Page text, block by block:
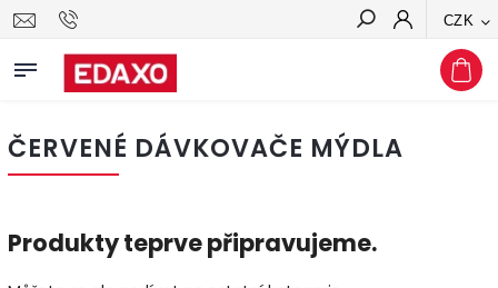
CZK
Hledat
ČERVENÉ DÁVKOVAČE MÝDLA
Produkty teprve připravujeme.